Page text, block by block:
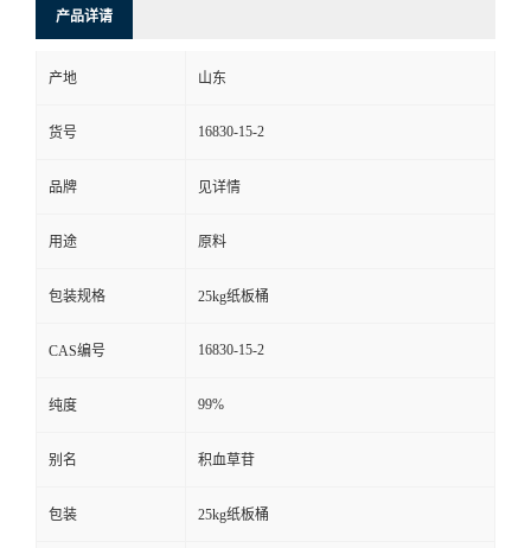
产品详请
产地 山东
货号 16830-15-2
品牌 见详情
用途 原料
包装规格 25kg纸板桶
CAS编号 16830-15-2
纯度 99%
别名 积血草苷
包装 25kg纸板桶